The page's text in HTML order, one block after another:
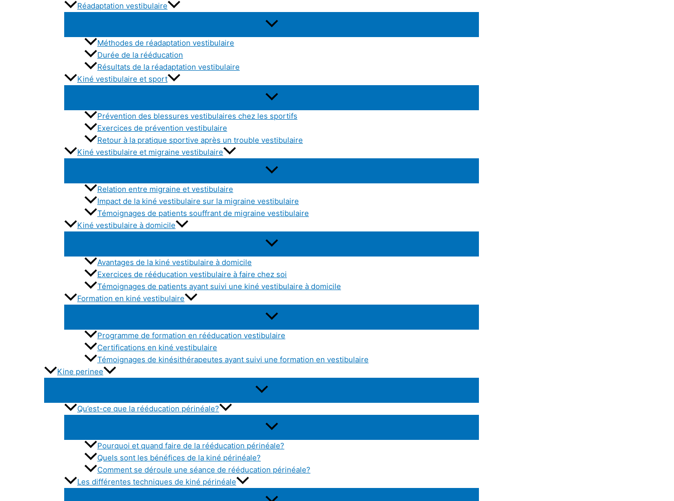
Réadaptation vestibulaire
Méthodes de réadaptation vestibulaire
Durée de la rééducation
Résultats de la réadaptation vestibulaire
Kiné vestibulaire et sport
Prévention des blessures vestibulaires chez les sportifs
Exercices de prévention vestibulaire
Retour à la pratique sportive après un trouble vestibulaire
Kiné vestibulaire et migraine vestibulaire
Relation entre migraine et vestibulaire
Impact de la kiné vestibulaire sur la migraine vestibulaire
Témoignages de patients souffrant de migraine vestibulaire
Kiné vestibulaire à domicile
Avantages de la kiné vestibulaire à domicile
Exercices de rééducation vestibulaire à faire chez soi
Témoignages de patients ayant suivi une kiné vestibulaire à domicile
Formation en kiné vestibulaire
Programme de formation en rééducation vestibulaire
Certifications en kiné vestibulaire
Témoignages de kinésithérapeutes ayant suivi une formation en vestibulaire
Kine perinee
Qu’est-ce que la rééducation périnéale?
Pourquoi et quand faire de la rééducation périnéale?
Quels sont les bénéfices de la kiné périnéale?
Comment se déroule une séance de rééducation périnéale?
Les différentes techniques de kiné périnéale